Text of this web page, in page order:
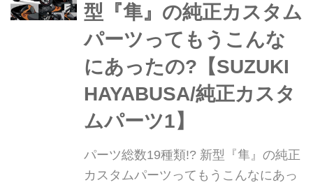
型『隼』の純正カスタム
パーツってもうこんな
にあったの?【SUZUKI
HAYABUSA/純正カスタ
ムパーツ1】
パーツ総数19種類!? 新型『隼』の純正
カスタムパーツってもうこんなにあっ